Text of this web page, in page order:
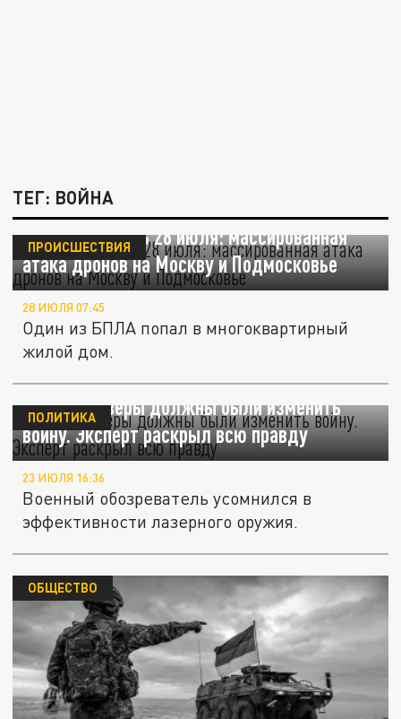
ТЕГ: ВОЙНА
Главное за ночь 28 июля: массированная
атака дронов на Москву и Подмосковье
ПРОИСШЕСТВИЯ
28 ИЮЛЯ 07:45
Один из БПЛА попал в многоквартирный
жилой дом.
Боевые лазеры должны были изменить
войну. Эксперт раскрыл всю правду
ПОЛИТИКА
23 ИЮЛЯ 16:36
Военный обозреватель усомнился в
эффективности лазерного оружия.
ОБЩЕСТВО